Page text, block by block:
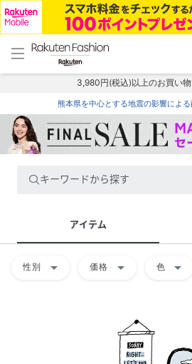
menu home
トップ
3,980円(税込)以上のお買い物
熊本県を中心とする地震の影響によ
キーワードから探す
アイテム
性別 arrow_drop_down 価格 arrow_drop_down 色 arrow_drop_down